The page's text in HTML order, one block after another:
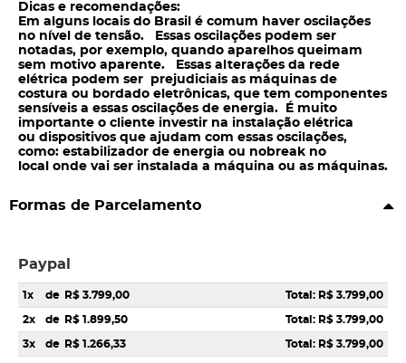
Dicas e recomendações:
Em alguns locais do Brasil é comum haver oscilações
no nível de tensão. Essas oscilações podem ser
notadas, por exemplo, quando aparelhos queimam
sem motivo aparente. Essas alterações da rede
elétrica podem ser prejudiciais as máquinas de
costura ou bordado eletrônicas, que tem componentes
sensíveis a essas oscilações de energia. É muito
importante o cliente investir na instalação elétrica
ou dispositivos que ajudam com essas oscilações,
como: estabilizador de energia ou nobreak no
local onde vai ser instalada a máquina ou as máquinas.
Formas de Parcelamento
Paypal
1x de R$ 3.799,00 Total: R$ 3.799,00
2x de R$ 1.899,50 Total: R$ 3.799,00
3x de R$ 1.266,33 Total: R$ 3.799,00